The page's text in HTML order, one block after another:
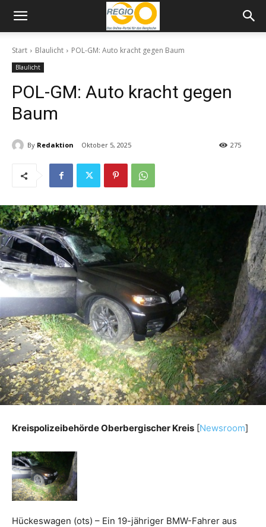
Start Blaulicht POL-GM: Auto kracht gegen Baum
Blaulicht
POL-GM: Auto kracht gegen
Baum
By Redaktion Oktober 5, 2025 275
Kreispolizeibehörde Oberbergischer Kreis [Newsroom]
Hückeswagen (ots) – Ein 19-jähriger BMW-Fahrer aus